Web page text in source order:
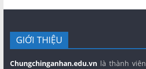
GIỚI THIỆU
Chungchinganhan.edu.vnlà thành